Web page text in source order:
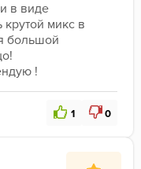
в виде
микс в
большой
!
1 0